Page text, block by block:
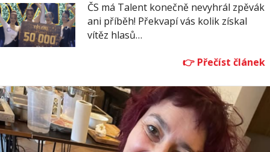
ČS má Talent konečně nevyhrál zpěvák
ani příběh! Překvapí vás kolik získal
vítěz hlasů…